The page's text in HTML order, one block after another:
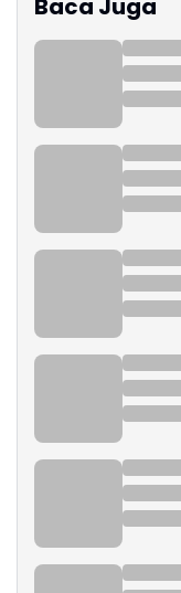
Baca Juga